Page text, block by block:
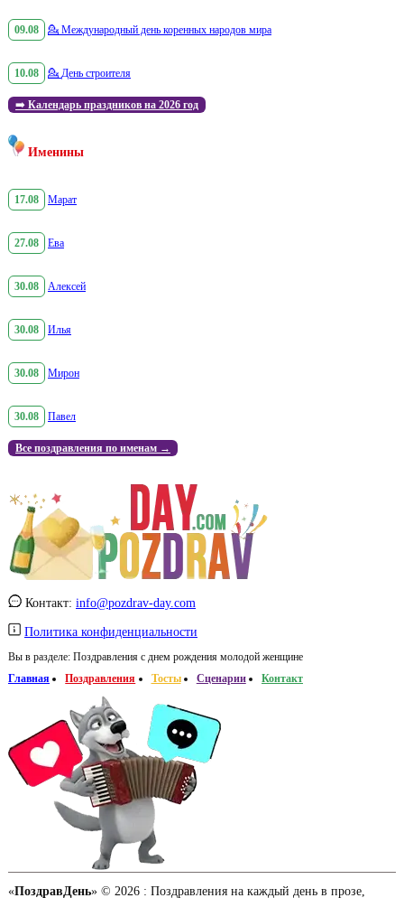
09.08 💁 Международный день коренных народов мира
10.08 💁 День строителя
➡️ Календарь праздников на 2026 год
Именины
17.08 Марат
27.08 Ева
30.08 Алексей
30.08 Илья
30.08 Мирон
30.08 Павел
Все поздравления по именам →
Контакт: info@pozdrav-day.com
Политика конфиденциальности
Вы в разделе: Поздравления с днем рождения молодой женщине
Главная
Поздравления Тосты Сценарии Контакт
«ПоздравДень» © 2026 : Поздравления на каждый день в прозе,